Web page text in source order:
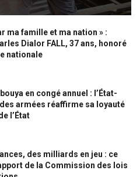
ma famille et ma nation » :
Dialor FALL, 37 ans, honoré
nationale
en congé annuel : l’État-
armées réaffirme sa loyauté
l’État
des milliards en jeu : ce
de la Commission des lois